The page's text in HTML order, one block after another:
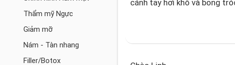
Thẩm mỹ Ngực
Giảm mỡ
Nám - Tàn nhang
Filler/Botox
cánh tay hơi khô và bong